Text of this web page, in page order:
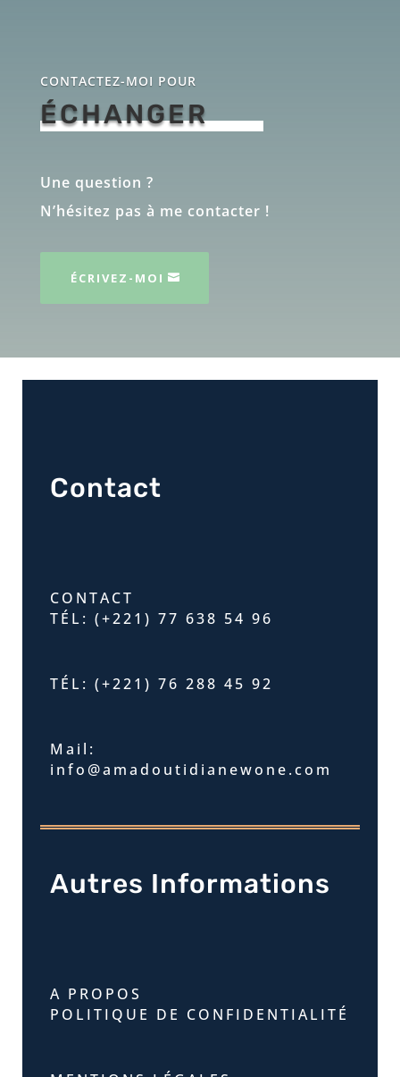
CONTACTEZ-MOI POUR
ÉCHANGER
Une question ?
N’hésitez pas à me contacter !
ÉCRIVEZ-MOI
Contact
CONTACT
TÉL: (+221) 77 638 54 96
TÉL: (+221) 76 288 45 92
Mail:
info@amadoutidianewone.com
Autres Informations
A PROPOS
POLITIQUE DE CONFIDENTIALITÉ